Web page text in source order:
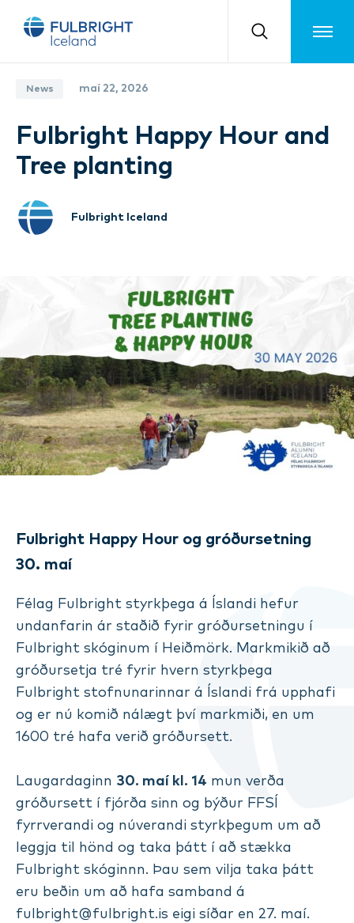
Toggle
News maí 22, 2026
Fulbright Happy Hour and
Tree planting
Fulbright Iceland
Fulbright Happy Hour og gróðursetning
30. maí
Félag Fulbright styrkþega á Íslandi hefur
undanfarin ár staðið fyrir gróðursetningu í
Fulbright skóginum í Heiðmörk. Markmikið að
gróðursetja tré fyrir hvern styrkþega
Fulbright stofnunarinnar á Íslandi frá upphafi
og er nú komið nálægt því markmiði, en um
1600 tré hafa verið gróðursett.
Laugardaginn 30. maí kl. 14 mun verða
gróðursett í fjórða sinn og býður FFSÍ
fyrrverandi og núverandi styrkþegum um að
leggja til hönd og taka þátt í að stækka
Fulbright skóginnn. Þau sem vilja taka þátt
eru beðin um að hafa samband á
fulbright@fulbright.is eigi síðar en 27. maí.